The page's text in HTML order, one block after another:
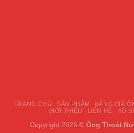
TRANG CHỦ SẢN PHẨM BẢNG GIÁ
GIỚI THIỆU
LIÊN HỆ HỒ
Copyright 2026 © Ống Thoát